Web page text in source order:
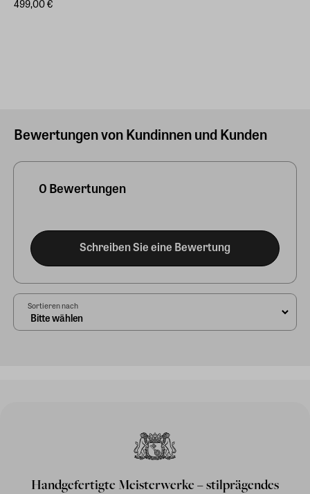
499,00 €
Bewertungen von Kundinnen und Kunden
0 Bewertungen
Schreiben Sie eine Bewertung
Sortieren nach
Handgefertigte Meisterwerke – stilprägendes